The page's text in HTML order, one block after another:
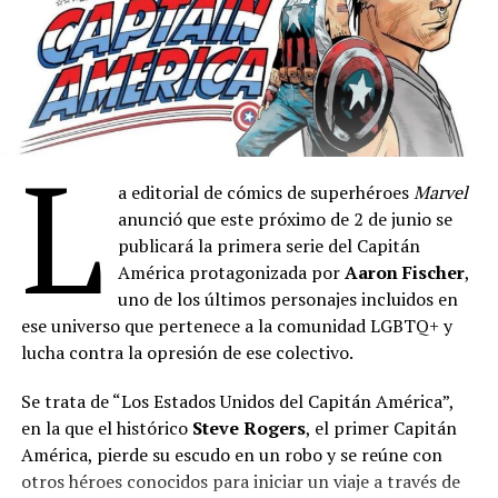
instituciones culturales del país.
Entrando más en el orden preciso de los cambios, el
proyecto redefine la categorización de películas
nacionales. Ahora, se considerarán aquellas producidas
por ciudadanos argentinos o con domicilio legal en el
locales. Se introducen definiciones específicas para
películas de corto y largo metraje, proporcionando
claridad a la industria.
Además, se impone la obligatoriedad de obtener un
certificado de exhibición delINCAApara todas las
películas que deseen proyectarse, independientemente
de un certificado de libre deuda, refuerza los controles
administrativos.
El cambio significativo de derogar un inciso en
patrimonio cultural de nuestro país”, dice uno de los
fragmentos del texto.
Otros de los referentes de la quienes dejaron su firma
sonPalito Ortega,Luis Felipe “Yuyo” Noé,Juana
Molina
Mercedes Morán Dolores Fonzi,
Leyrado
Inés Estévez,Daniel Fanego,Juan Minujín,
Julieta Ortega,Darío Grandinetti,Tomás Fonzi,
Kevin Johanssen,Claudia Piñeiroy Humberto
Tortonese
También apoyaronGeorgina Barbarrosa,Eleonora
Wexler,Emilia Mazer,Albertina Carri,
Antonópulos,Alejandra Flechner ,Andrea Frigerio
Mirta Busnelliy Soledad Villamil.
L a editorial de cómics de superhéroesMarvel
anunció que este próximo de 2 de junio se
publicará la primera serie del Capitán
América protagonizada porAaron Fischer,
uno de los últimos personajes incluidos en
ese universo que pertenece a la comunidad LGBTQ+ y
lucha contra la opresión de ese colectivo.
Se trata de “Los Estados Unidos del Capitán América”,
en la que el histórico Steve Rogers, el primer Capitán
América, pierde su escudo en un robo y se reúne con
otros héroes conocidos para iniciar un viaje a través de